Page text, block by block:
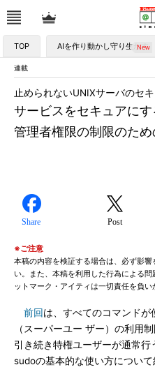
TOP AIを作り動かし守り生かす
連載
サービスをセキュアに
管理者権限の制限のた
止められないUNIXサーバのセ
Share Post
※ご注意
本稿の内容を検証する場合は、必ず影
い。また、本稿を利用した行為による
ットマーク・アイティは一切責任を負い
前回は、すべてのコマンド
（スーパーユー ザー）の利用
引き続き特権ユーザーが通常
sudoの基本的な使い方について